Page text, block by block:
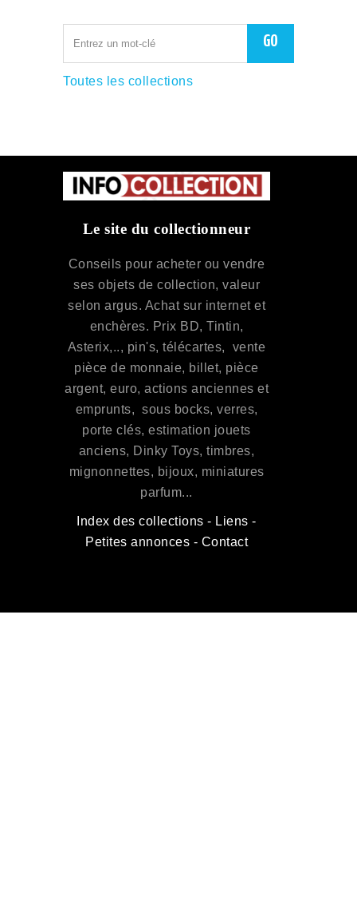
Toutes les collections
Le site du collectionneur
Conseils pour acheter ou vendre
ses objets de collection, valeur
selon argus. Achat sur internet et
enchères. Prix BD, Tintin,
Asterix,.., pin's, télécartes, vente
pièce de monnaie, billet, pièce
argent, euro, actions anciennes et
emprunts, sous bocks, verres,
porte clés, estimation jouets
anciens, Dinky Toys, timbres,
mignonnettes, bijoux, miniatures
parfum...
Index des collections - Liens -
Petites annonces - Contact